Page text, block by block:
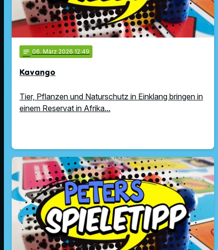
notes 06. März 2026 12:49
Kavango
Tier, Pflanzen und Naturschutz in Einklang bringen in
einem Reservat in Afrika...